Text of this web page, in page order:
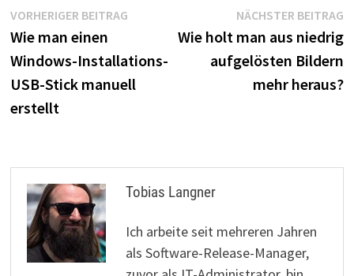
Beitragsnavigation
VORHERIGER BEITRAGVorheriger
Wie man einen
Windows-Installations-
USB-Stick manuell
erstellt
NÄCHSTER BEITRAG
Wie holt man aus niedrig
aufgelösten Bildern
mehr heraus?
Tobias Langner
Ich arbeite seit mehreren Jahren
als Software-Release-Manager,